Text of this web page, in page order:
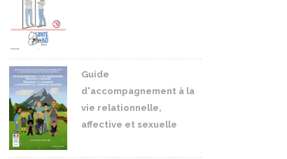
Guide
d'accompagnement à la
vie relationnelle,
affective et sexuelle